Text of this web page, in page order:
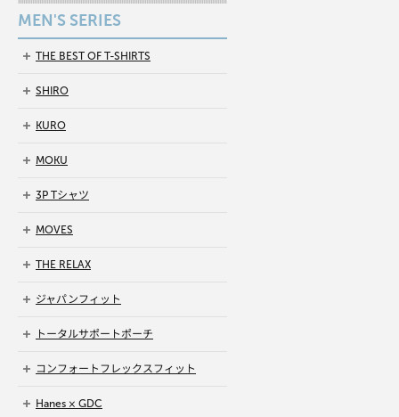
MEN'S SERIES
THE BEST OF T-SHIRTS
SHIRO
KURO
MOKU
3P Tシャツ
MOVES
THE RELAX
ジャパンフィット
トータルサポートポーチ
コンフォートフレックスフィット
Hanes × GDC